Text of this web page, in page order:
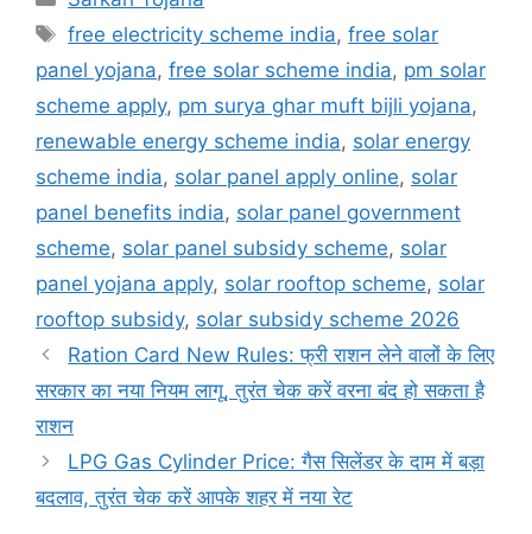
Tags
free electricity scheme india,free solar
panel yojana, free solar scheme india, pm solar
scheme apply, pm surya ghar muft bijli yojana,
renewable energy scheme india, solar energy
scheme india, solar panel apply online, solar
panel benefits india, solar panel government
scheme, solar panel subsidy scheme, solar
panel yojana apply, solar rooftop scheme, solar
rooftop subsidy, solar subsidy scheme 2026
Ration Card New Rules: फ्री राशन लेने वालों के लिए
सरकार का नया नियम लागू, तुरंत चेक करें वरना बंद हो सकता है
राशन
LPG Gas Cylinder Price: गैस सिलेंडर के दाम में बड़ा
बदलाव, तुरंत चेक करें आपके शहर में नया रेट